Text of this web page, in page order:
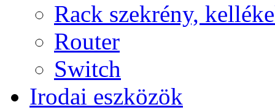
Rack szekrény,
Router
Switch
Irodai eszközök